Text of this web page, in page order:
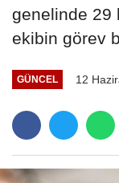
genelinde 29
ekibin görev
GÜNCEL 12